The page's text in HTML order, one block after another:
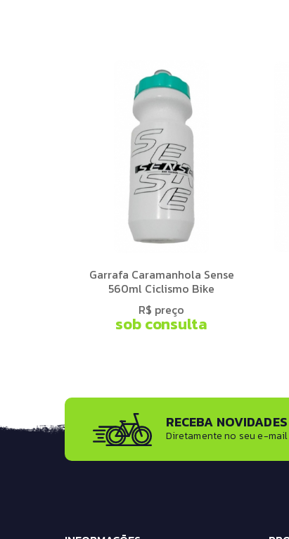
Garrafa Caramanhola Sense
560ml Ciclismo Bike
R$ preço
sob consulta
RECEBA NOVIDADES
Diretamente no seu e-mail